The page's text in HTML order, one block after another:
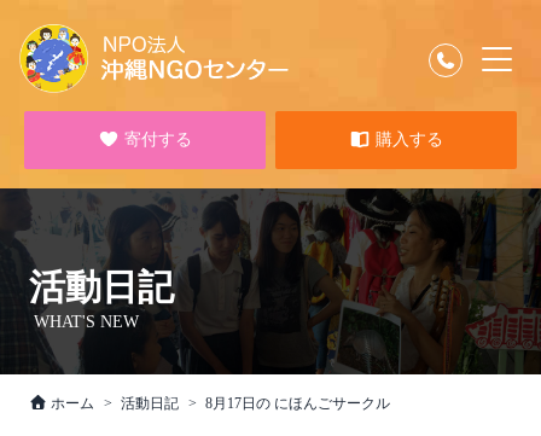
寄付する 購入する
活動日記
WHAT'S NEW
ホーム 活動日記 8月17日の にほんごサークル